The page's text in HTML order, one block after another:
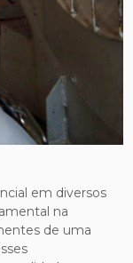
em diversos
na
de uma